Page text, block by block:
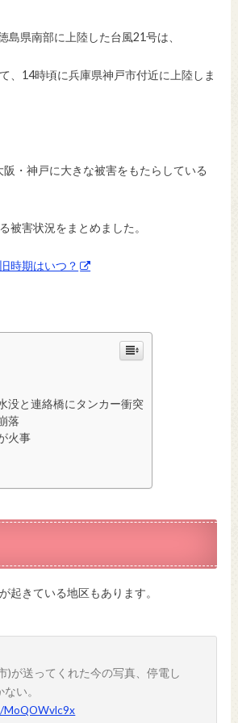
島県南部に上陸した台風21号は、
、14時頃に兵庫県神戸市付近に上陸しま
・神戸に大きな被害をもたらしている
被害状況をまとめました。
時期はいつ？
没と連絡橋にタンカー衝突
落
火事
起きている地区もあります。
)が送ってくれた今の写真、停電し
い。